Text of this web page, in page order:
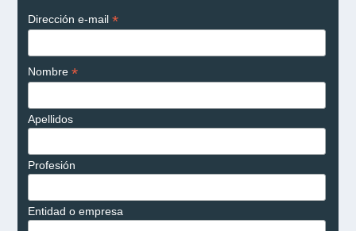
Dirección e-mail *
Nombre *
Apellidos
Profesión
Entidad o empresa